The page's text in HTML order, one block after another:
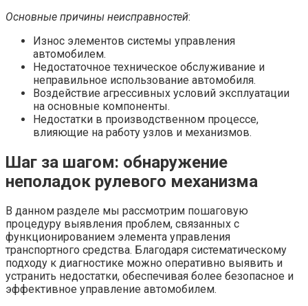
Основные причины неисправностей:
Износ элементов системы управления
автомобилем.
Недостаточное техническое обслуживание и
неправильное использование автомобиля.
Воздействие агрессивных условий эксплуатации
на основные компоненты.
Недостатки в производственном процессе,
влияющие на работу узлов и механизмов.
Шаг за шагом: обнаружение
неполадок рулевого механизма
В данном разделе мы рассмотрим пошаговую
процедуру выявления проблем, связанных с
функционированием элемента управления
транспортного средства. Благодаря систематическому
подходу к диагностике можно оперативно выявить и
устранить недостатки, обеспечивая более безопасное и
эффективное управление автомобилем.